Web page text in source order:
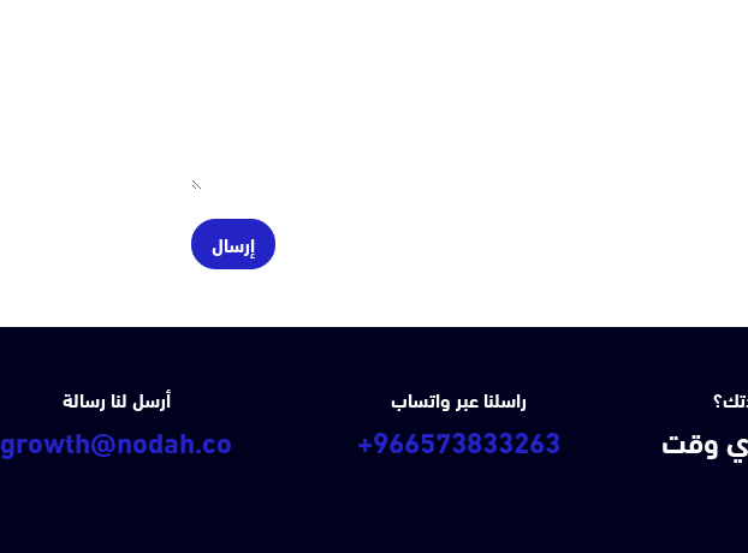
إرسال
وقت
راسلنا عبر واتساب
+966573833263
أرسل لنا رسالة
growth@nodah.co